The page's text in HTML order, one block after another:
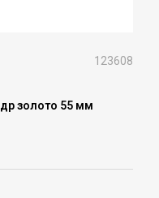
123608
золото 55 мм